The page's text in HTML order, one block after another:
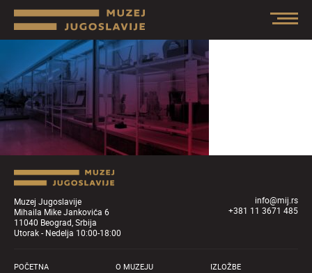
Muzej Jugoslavije
Mihaila Mike Jankovića 6
11040 Beograd, Srbija
Utorak - Nedelja 10:00-18:00
info@mij.rs
+381 11 3671 485
POČETNA
O MUZEJU
IZLOŽBE